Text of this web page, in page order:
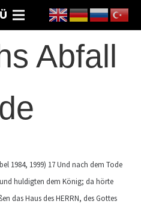
Abfall
1984, 1999) 17 Und nach dem Tode
huldigten dem König; da hörte
das Haus des HERRN, des Gottes